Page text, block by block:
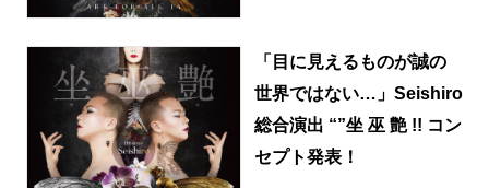
「目に見えるものが誠の
世界ではない…」Seishiro
総合演出 “”坐 巫 艶 !! コン
セプト発表！